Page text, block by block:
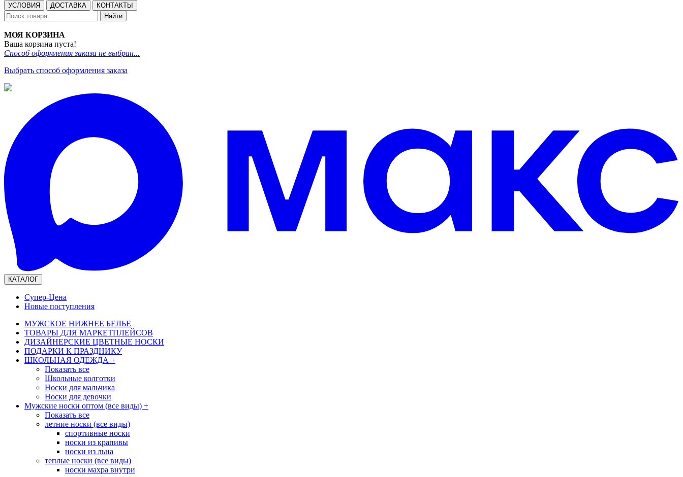
УСЛОВИЯ ДОСТАВКА
КОНТАКТЫ
Найти
МОЯ КОРЗИНА
Ваша корзина пуста!
Способ оформления заказа не выбран...
Выбрать способ оформления заказа
КАТАЛОГ
Супер-Цена
Новые поступления
МУЖСКОЕ НИЖНЕЕ БЕЛЬЕ
ТОВАРЫ ДЛЯ МАРКЕТПЛЕЙСОВ
ДИЗАЙНЕРСКИЕ ЦВЕТНЫЕ НОСКИ
ПОДАРКИ К ПРАЗДНИКУ
ШКОЛЬНАЯ ОДЕЖДА +
Показать все
Школьные колготки
Носки для мальчика
Носки для девочки
Мужские носки оптом (все виды) +
Показать все
летние носки (все виды)
спортивные носки
носки из крапивы
носки из льна
теплые носки (все виды)
носки махра внутри